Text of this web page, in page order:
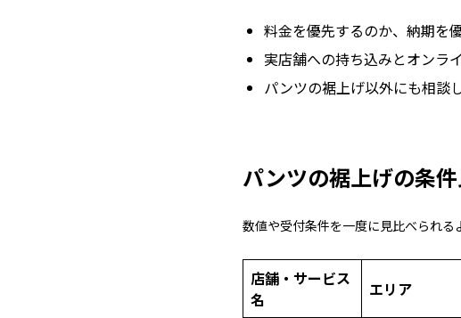
料金を優先するのか、納期を
実店舗への持ち込みとオンラ
パンツの裾上げ以外にも相談
パンツの裾上げの条
数値や受付条件を一度に見比べられる
店舗・サービス
名
エリア